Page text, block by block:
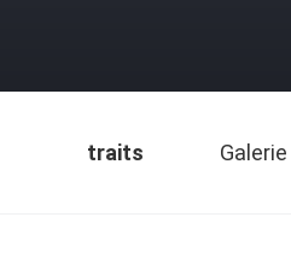
traits Galerie